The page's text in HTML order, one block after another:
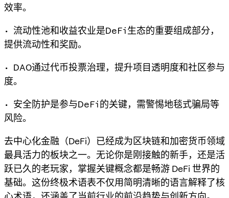
效率。
• 流动性池和收益农业是DeFi生态的重要组成部分，
提供流动性和奖励。
• DAO通过代币投票治理，提升项目透明度和社区参与
度。
• 安全防护是参与DeFi的关键，需警惕地毯式骗局等
风险。
去中心化金融（DeFi）已经成为区块链和加密货币领域
最具活力的板块之一。无论你是刚接触的新手，还是活
跃已久的老玩家，掌握关键概念都是畅游 DeFi 世界的
基础。这份终极术语表不仅用简明清晰的语言解释了核